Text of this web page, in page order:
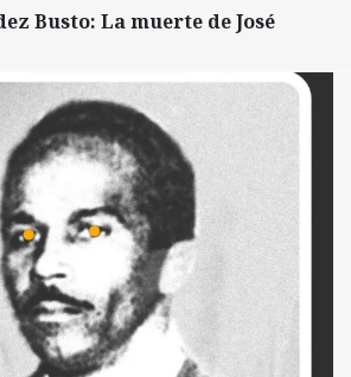
Busto: La muerte de José